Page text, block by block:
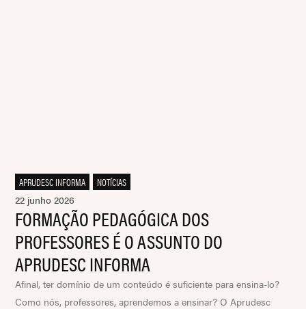
APRUDESC INFORMA
NOTÍCIAS
22 junho 2026
FORMAÇÃO PEDAGÓGICA DOS
PROFESSORES É O ASSUNTO DO
APRUDESC INFORMA
Afinal, ter domínio de um conteúdo é suficiente para ensina-lo?
Como nós, professores, aprendemos a ensinar? O Aprudesc